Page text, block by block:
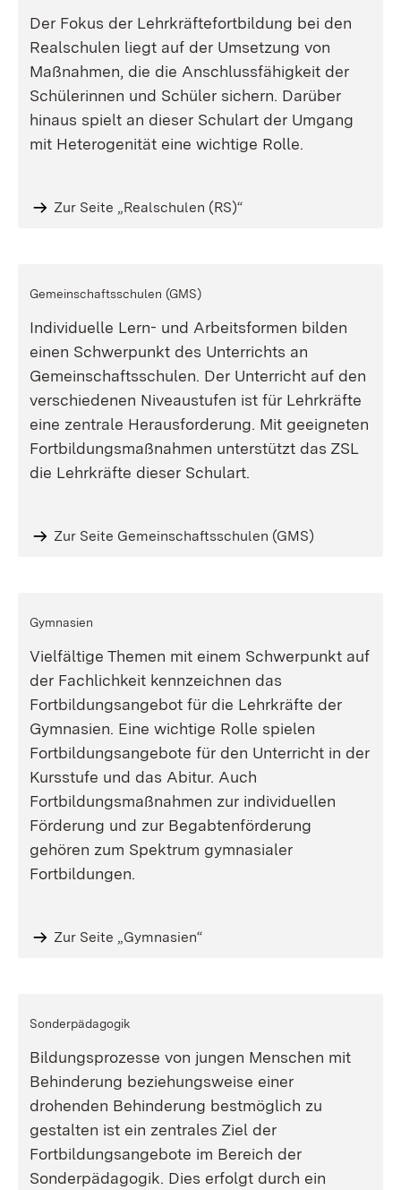
Der Fokus der Lehrkräftefortbildung bei den
Realschulen liegt auf der Umsetzung von
Maßnahmen, die die Anschlussfähigkeit der
Schülerinnen und Schüler sichern. Darüber
hinaus spielt an dieser Schulart der Umgang
mit Heterogenität eine wichtige Rolle.
Zur Seite „Realschulen (RS)“
Gemeinschaftsschulen (GMS)
Individuelle Lern- und Arbeitsformen bilden
einen Schwerpunkt des Unterrichts an
Gemeinschaftsschulen. Der Unterricht auf den
verschiedenen Niveaustufen ist für Lehrkräfte
eine zentrale Herausforderung. Mit geeigneten
Fortbildungsmaßnahmen unterstützt das ZSL
die Lehrkräfte dieser Schulart.
Zur Seite Gemeinschaftsschulen (GMS)
Gymnasien
Vielfältige Themen mit einem Schwerpunkt auf
der Fachlichkeit kennzeichnen das
Fortbildungsangebot für die Lehrkräfte der
Gymnasien. Eine wichtige Rolle spielen
Fortbildungsangebote für den Unterricht in der
Kursstufe und das Abitur. Auch
Fortbildungsmaßnahmen zur individuellen
Förderung und zur Begabtenförderung
gehören zum Spektrum gymnasialer
Fortbildungen.
Zur Seite „Gymnasien“
Sonderpädagogik
Bildungsprozesse von jungen Menschen mit
Behinderung beziehungsweise einer
drohenden Behinderung bestmöglich zu
gestalten ist ein zentrales Ziel der
Fortbildungsangebote im Bereich der
Sonderpädagogik. Dies erfolgt durch ein